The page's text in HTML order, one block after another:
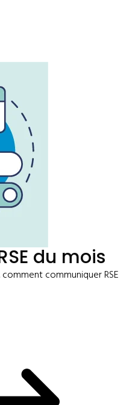
du mois
communiquer RSE